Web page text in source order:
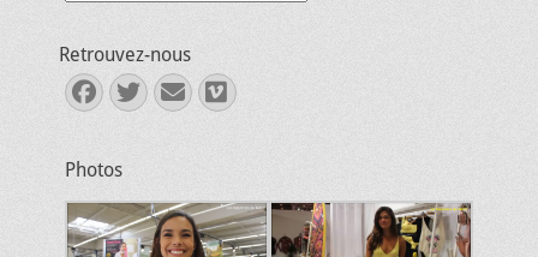
Retrouvez-nous
Facebook
Twitter
E-
mail
Vimeo
Photos